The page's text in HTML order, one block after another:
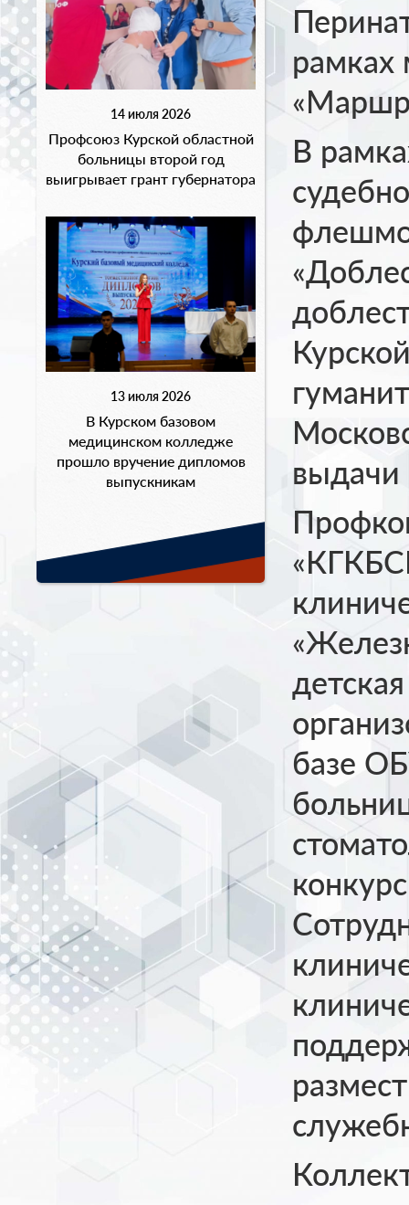
14 июля 2026
Профсоюз Курской областной
больницы второй год
выигрывает грант губернатора
13 июля 2026
В Курском базовом
медицинском колледже
прошло вручение дипломов
выпускникам
рамках
В
выдачи
базе